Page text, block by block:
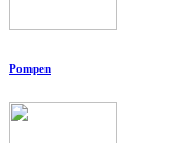
Pompen